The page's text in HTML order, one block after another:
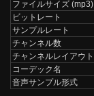
ファイルサイズ (mp3)
ビットレート
サンプルレート
チャンネル数
チャンネルレイアウト
コーデック名
音声サンプル形式